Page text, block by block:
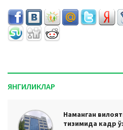
ЯНГИЛИКЛАР
Наманган
тизимида кадр